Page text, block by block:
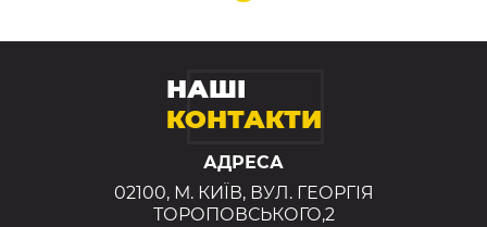
НАШІ
КОНТАКТИ
АДРЕСА
02100, М. КИЇВ, ВУЛ. ГЕОРГІЯ
ТОРОПОВСЬКОГО,2